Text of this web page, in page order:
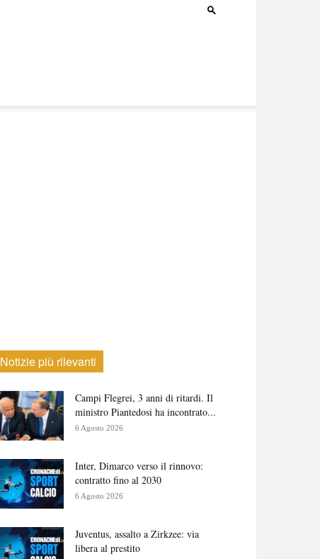
Notizie più rilevanti
Campi Flegrei, 3 anni di ritardi. Il
ministro Piantedosi ha incontrato...
6 Agosto 2026
Inter, Dimarco verso il rinnovo:
contratto fino al 2030
6 Agosto 2026
Juventus, assalto a Zirkzee: via
libera al prestito